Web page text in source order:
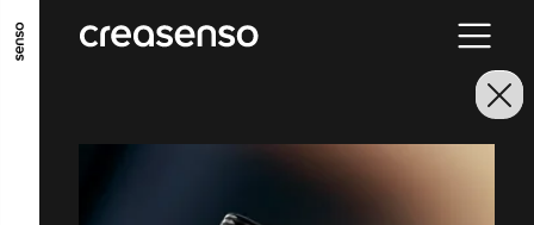
ALLER AU CONTENU PRINCIPAL